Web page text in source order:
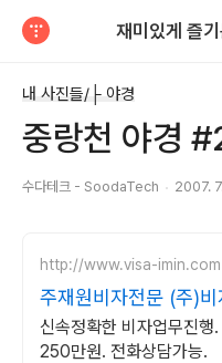
내 사진들/├ 야경
중랑천 야경
수다테크 - SoodaTech 2007.
http://www.visa-imin.com
주재원비자전문 (주)비
신속정확한 비자업무진행
250만원. 전화상담가능.